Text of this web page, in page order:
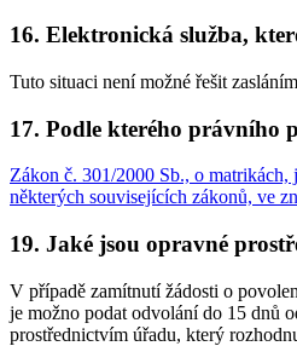
16. Elektronická služba,
Tuto situaci není možné řešit
17. Podle kterého právního
Zákon č. 301/2000 Sb., o matrikách,
některých souvisejících zákonů, ve
19. Jaké jsou opravné
V případě zamítnutí žádosti o
je možno podat odvolání do 15 dnů
prostřednictvím úřadu, který